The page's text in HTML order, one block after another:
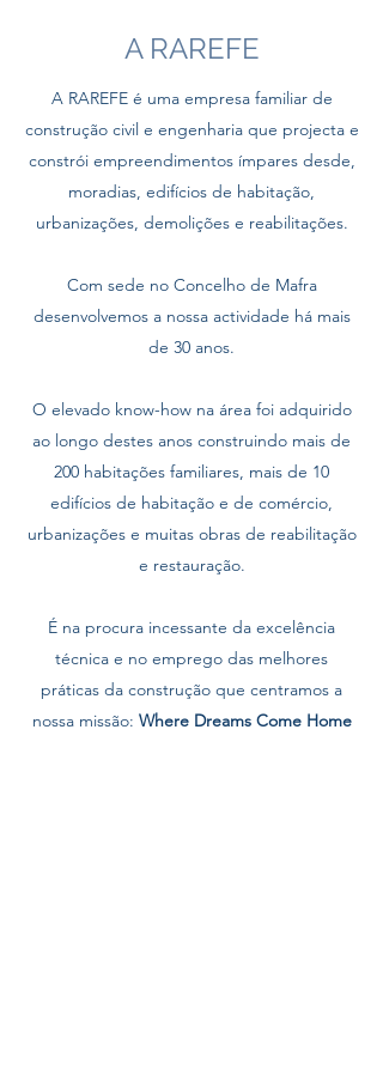
A RAREFE
A RAREFE é uma empresa familiar de
construção civil e engenharia que projecta e
constrói empreendimentos ímpares desde,
moradias, edifícios de habitação,
urbanizações, demolições e reabilitações.
Com sede no Concelho de Mafra
desenvolvemos a nossa actividade há mais
de 30 anos.
O elevado know-how na área foi adquirido
ao longo destes anos construindo mais de
200 habitações familiares, mais de 10
edifícios de habitação e de comércio,
urbanizações e muitas obras de reabilitação
e restauração.
É na procura incessante da excelência
técnica e no emprego das melhores
práticas da construção que centramos a
nossa missão: Where Dreams Come Home